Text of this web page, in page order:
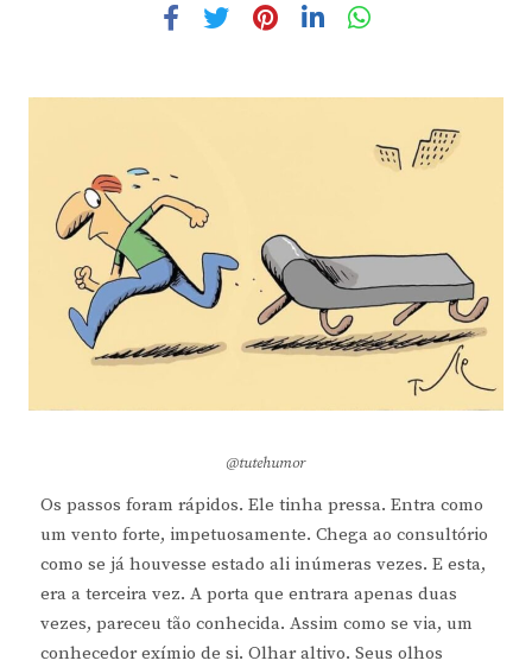
@tutehumor
Os passos foram rápidos. Ele tinha pressa. Entra como
um vento forte, impetuosamente. Chega ao consultório
como se já houvesse estado ali inúmeras vezes. E esta,
era a terceira vez. A porta que entrara apenas duas
vezes, pareceu tão conhecida. Assim como se via, um
conhecedor exímio de si. Olhar altivo. Seus olhos